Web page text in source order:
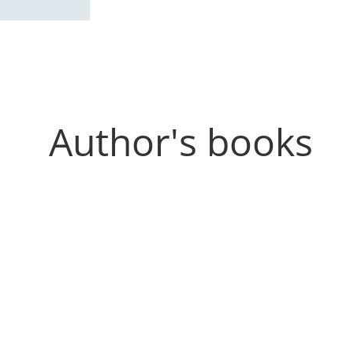
Author's books